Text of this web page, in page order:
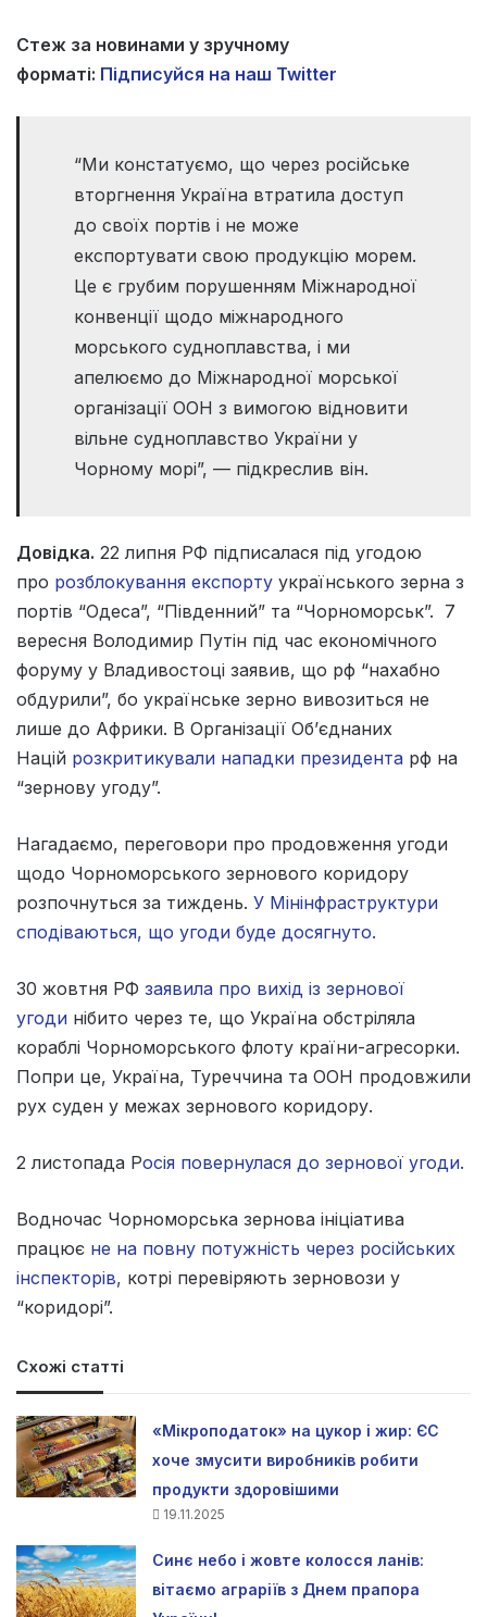
Стеж за новинами у зручному
форматі: Підписуйся на наш Twitter
“Ми констатуємо, що через російське
вторгнення Україна втратила доступ
до своїх портів і не може
експортувати свою продукцію морем.
Це є грубим порушенням Міжнародної
конвенції щодо міжнародного
морського судноплавства, і ми
апелюємо до Міжнародної морської
організації ООН з вимогою відновити
вільне судноплавство України у
Чорному морі”, — підкреслив він.
Довідка. 22 липня РФ підписалася під угодою
про розблокування експорту українського зерна з
портів “Одеса”, “Південний” та “Чорноморськ”. 7
вересня Володимир Путін під час економічного
форуму у Владивостоці заявив, що рф “нахабно
обдурили”, бо українське зерно вивозиться не
лише до Африки. В Організації Об’єднаних
Націй розкритикували нападки президента рф на
“зернову угоду”.
Нагадаємо, переговори про продовження угоди
щодо Чорноморського зернового коридору
розпочнуться за тиждень. У Мінінфраструктури
сподіваються, що угоди буде досягнуто.
30 жовтня РФ заявила про вихід із зернової
угоди нібито через те, що Україна обстріляла
кораблі Чорноморського флоту країни-агресорки.
Попри це, Україна, Туреччина та ООН продовжили
рух суден у межах зернового коридору.
2 листопада Росія повернулася до зернової угоди.
Водночас Чорноморська зернова ініціатива
працює не на повну потужність через російських
інспекторів, котрі перевіряють зерновози у
“коридорі”.
Схожі статті
«Мікроподаток» на цукор і жир: ЄС
хоче змусити виробників робити
продукти здоровішими
19.11.2025
Синє небо і жовте колосся ланів:
вітаємо аграріїв з Днем прапора